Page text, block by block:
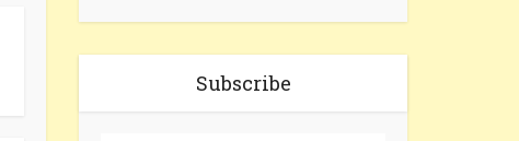
Subscribe